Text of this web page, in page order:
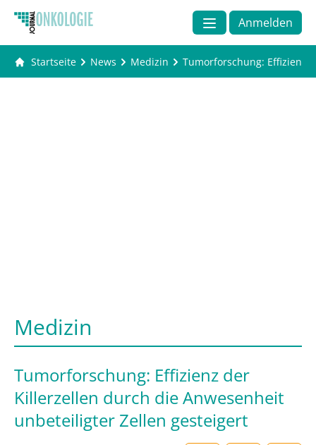
Anmelden
Startseite News Medizin Tumorforschung: Effizienz
Medizin
Tumorforschung: Effizienz der
Killerzellen durch die Anwesenheit
unbeteiligter Zellen gesteigert